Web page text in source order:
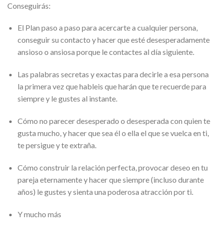
Conseguirás:
El Plan paso a paso para acercarte a cualquier persona,
conseguir su contacto y hacer que esté desesperadamente
ansioso o ansiosa porque le contactes al día siguiente.
Las palabras secretas y exactas para decirle a esa persona
la primera vez que hableis que harán que te recuerde para
siempre y le gustes al instante.
Cómo no parecer desesperado o desesperada con quien te
gusta mucho, y hacer que sea él o ella el que se vuelca en ti,
te persigue y te extraña.
Cómo construir la relación perfecta, provocar deseo en tu
pareja eternamente y hacer que siempre (incluso durante
años) le gustes y sienta una poderosa atracción por ti.
Y mucho más